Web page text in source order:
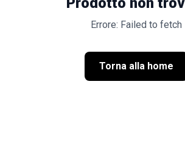
Errore: Failed to fetch
Torna alla home